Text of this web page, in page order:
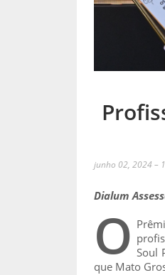
junho 02, 2024 –
Dialum
O Soul
que Mato